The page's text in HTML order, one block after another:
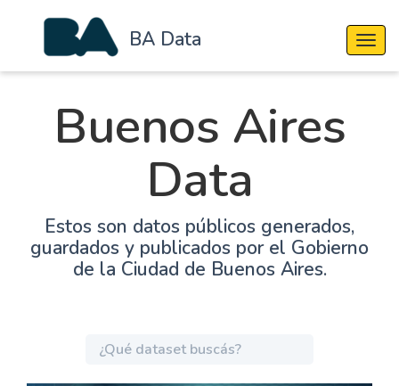
BA Data
Buenos Aires
Data
Estos son datos públicos generados,
guardados y publicados por el Gobierno
de la Ciudad de Buenos Aires.